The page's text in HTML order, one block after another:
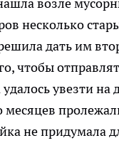
несколько
дать им
чтобы
увезти на
месяцев
не придумала